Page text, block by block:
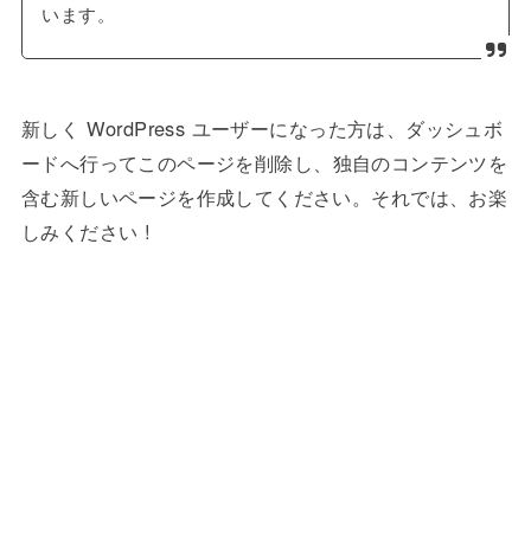
います。
新しく WordPress ユーザーになった方は、 ダッシュボ
ードへ行ってこのページを削除し、独自のコンテンツを
含む新しいページを作成してください。それでは、お楽
しみください !